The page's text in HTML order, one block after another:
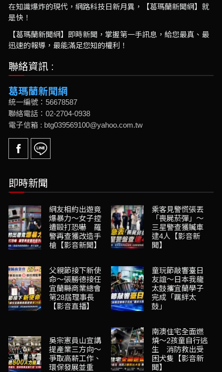
在知識爆炸的現代，網路科技日新月異，【葛瑪蘭新聞網】就
是快！
【葛瑪蘭新聞網】即時新聞，掌握第一手訊息，給您最真、最
迅速的報導，最能滿足您知的權利！
聯絡資訊 :
葛瑪蘭新聞網
統一編號：56678587
聯絡電話：02-2704-0938
電子信箱 : btg039569100@yahoo.com.tw
即時新聞
網友相約出遊竟
爆暴力～女子控
遭毆打恐嚇 羅
警再查獲改造手
槍【影音新聞】
乘客見警慌張丟
「喪屍菸彈」～
三星警查獲贓車
逮4人【影音新
聞】
父親節接下新使
命～張勝德接任
宜蘭縣商業總會
第28屆理事長
【影音直播】
童玩節敲響臺日
友誼～日本我龍
太鼓攜宜蘭學子
完成「羈絆太
鼓」
吳宗憲員山宣講
提產業三方向～
爭取高薪工作、
環保發展並重
南澳住宅全面燃
燒～2孩童自行逃
生 消防救出受
困犬隻【影音新
聞】